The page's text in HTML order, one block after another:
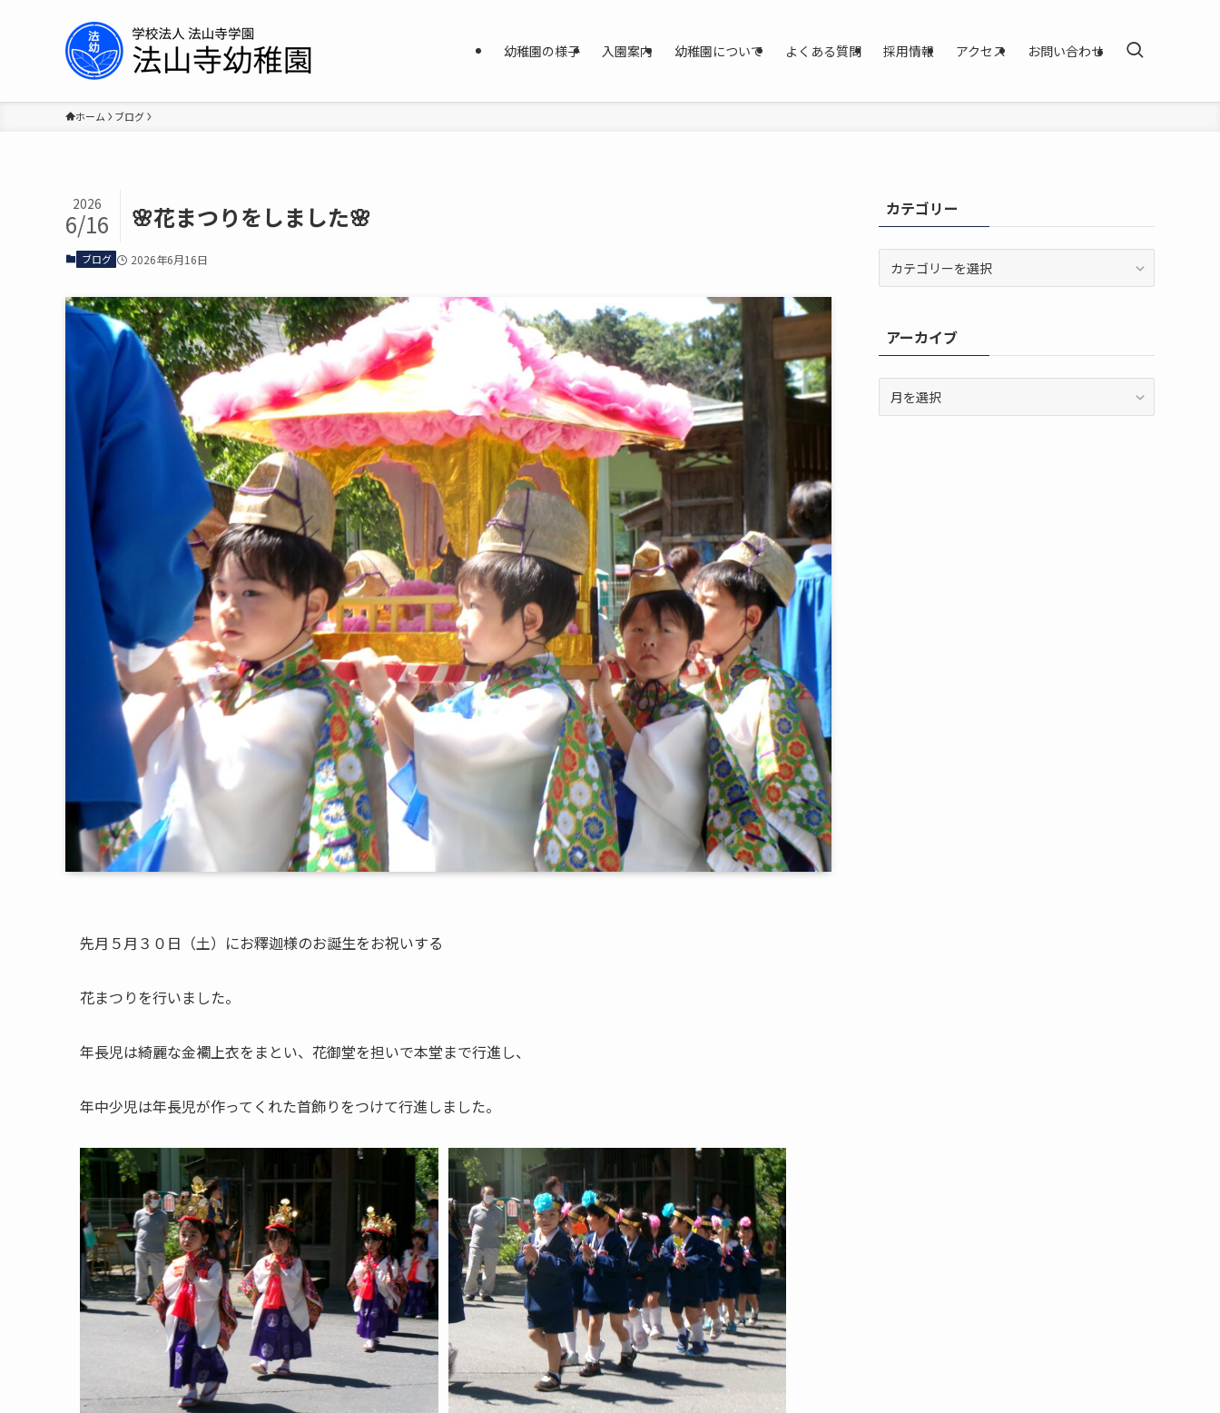
幼稚園の様子 入園案内 幼稚園について よくある質問 採用情報 アクセス お問い合わせ
ホーム ブログ
🌸花まつりをしました🌸
2026
6/16
ブログ 2026年6月16日
先月５月３０日（土）にお釋迦様のお誕生をお祝いする
花まつりを行いました。
年長児は綺麗な金襴上衣をまとい、花御堂を担いで本堂まで行進し、
年中少児は年長児が作ってくれた首飾りをつけて行進しました。
カテゴリー
ーアーカイブ